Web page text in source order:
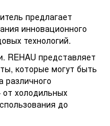
предлагает
инновационного
технологий.
REHAU представляет
которые могут быть
различного
холодильных
до